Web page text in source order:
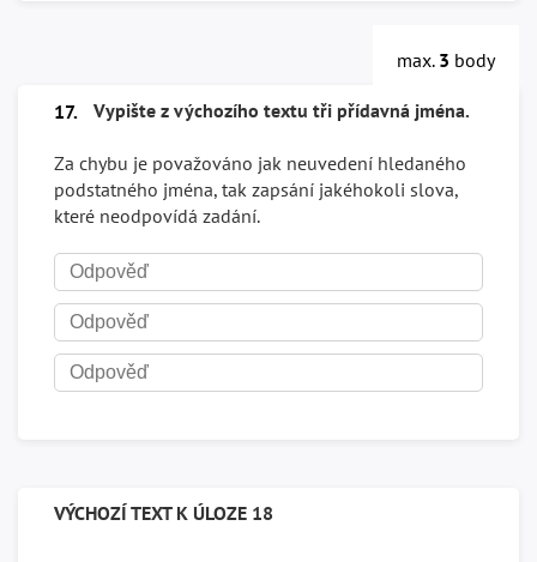
max. 3 body
17. Vypište z výchozího textu tři přídavná jména.
Za chybu je považováno jak neuvedení hledaného
podstatného jména, tak zapsání jakéhokoli slova,
které neodpovídá zadání.
VÝCHOZÍ TEXT K ÚLOZE 18